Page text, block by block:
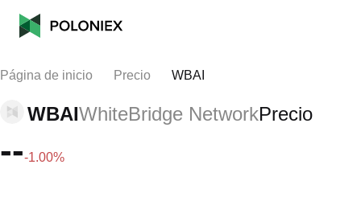
Página de inicio Precio WBAI
WBAIWhiteBridge NetworkPrecio
---1.00%